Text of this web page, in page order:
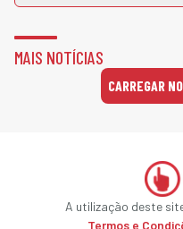
MAIS NOTÍCIAS
CARREGAR
A utilização deste
Termos e